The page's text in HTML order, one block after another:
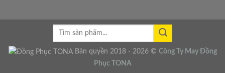
Bản quyền 2018 - 2026 © Công Ty May Đồng
Phục TONA